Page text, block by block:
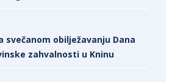
svečanom obilježavanju Dana
zahvalnosti u Kninu